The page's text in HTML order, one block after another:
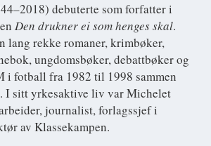
debuterte som forfatter i
Den drukner ei som henges skal.
lang rekke romaner, krimbøker,
ungdomsbøker, debattbøker og
i fotball fra 1982 til 1998 sammen
I sitt yrkesaktive liv var Michelet
journalist, forlagssjef i
av Klassekampen.